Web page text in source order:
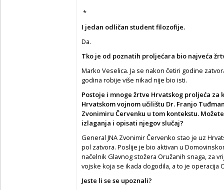
*
I jedan odličan student filozofije.
Da.
Tko je od poznatih proljećara bio najveća
Marko Veselica. Ja se nakon četiri godine
godina robije više nikad nije bio isti.
Postoje i mnoge žrtve Hrvatskog proljeća
Hrvatskom vojnom učilištu Dr. Franjo
Zvonimiru Červenku u tom kontekstu.
izlaganja i opisati njegov slučaj?
General JNA Zvonimir Červenko stao je uz
pol zatvora. Poslije je bio aktivan u
načelnik Glavnog stožera Oružanih snaga, za
vojske koja se ikada dogodila, a to je operacija
Jeste li se se upoznali?